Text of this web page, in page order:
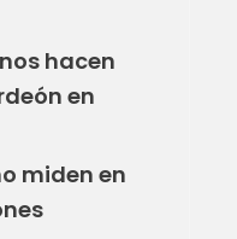
hacen
en
miden en